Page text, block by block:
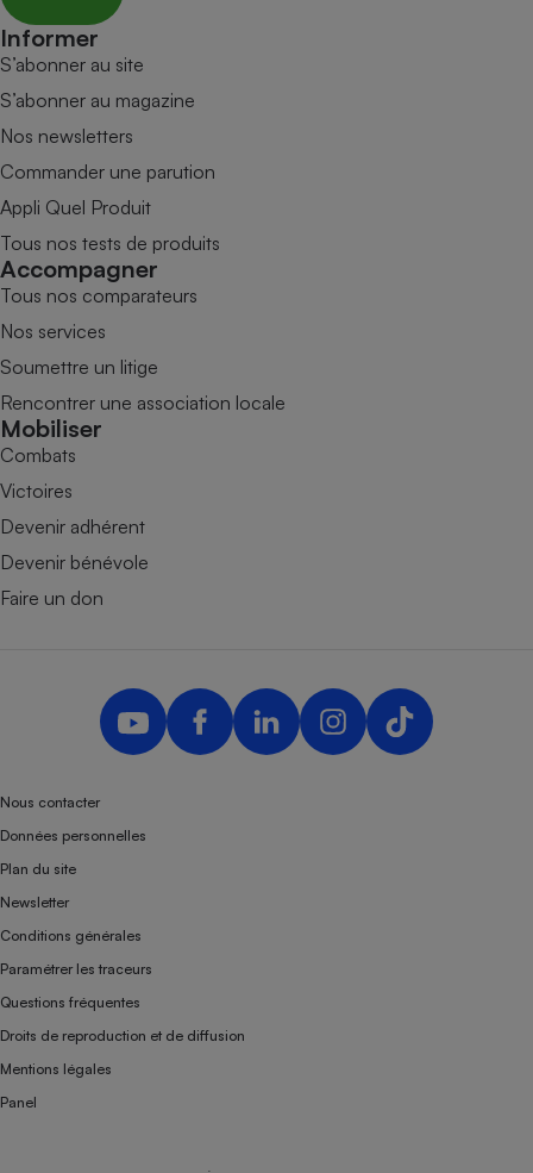
Informer
S’abonner au site
S’abonner au magazine
Nos newsletters
Commander une parution
Appli Quel Produit
Tous nos tests de produits
Accompagner
Tous nos comparateurs
Nos services
Soumettre un litige
Rencontrer une association locale
Mobiliser
Combats
Victoires
Devenir adhérent
Devenir bénévole
Faire un don
Nous contacter
Données personnelles
Plan du site
Newsletter
Conditions générales
Paramétrer les traceurs
Questions fréquentes
Droits de reproduction et de diffusion
Mentions légales
Panel